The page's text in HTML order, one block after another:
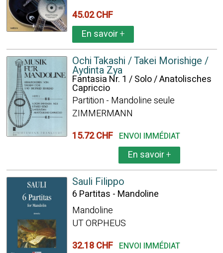
45.02 CHF
En savoir+
Ochi Takashi / Takei Morishige /
Aydinta Zya
Fantasia Nr. 1 / Solo / Anatolisches
Capriccio
Partition - Mandoline seule
ZIMMERMANN
15.72 CHF ENVOI IMMÉDIAT
En savoir+
Sauli Filippo
6 Partitas - Mandoline
Mandoline
UT ORPHEUS
32.18 CHF ENVOI IMMÉDIAT